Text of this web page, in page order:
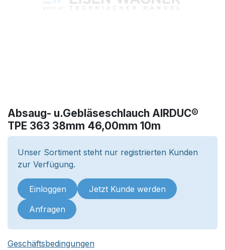
Absaug- u.Gebläseschlauch AIRDUC®
TPE 363 38mm 46,00mm 10m
Unser Sortiment steht nur registrierten Kunden
zur Verfügung.
Einloggen Jetzt Kunde werden
Anfragen
Geschäftsbedingungen